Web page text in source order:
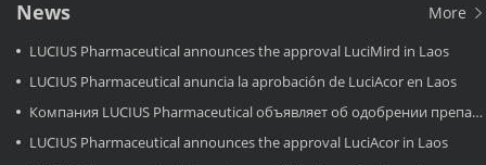
News More
LUCIUS Pharmaceutical announces the approval LuciMird in Laos
LUCIUS Pharmaceutical anuncia la aprobación de LuciAcor en Laos
Компания LUCIUS Pharmaceutical объявляет об одобрении препарата LuciAcor в Лаосе.
LUCIUS Pharmaceutical announces the approval LuciAcor in Laos